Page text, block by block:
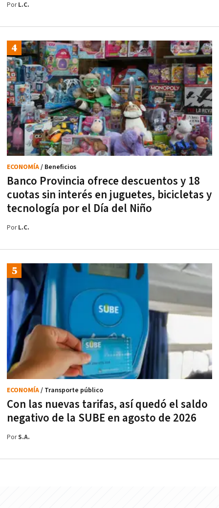
PorL.C.
Banco Provincia ofrece descuentos y 18
cuotas sin interés en juguetes, bicicletas y
tecnología por el Día del Niño
ECONOMÍA/ Beneficios
PorL.C.
Con las nuevas tarifas, así quedó el saldo
negativo de la SUBE en agosto de 2026
ECONOMÍA/ Transporte público
PorS.A.